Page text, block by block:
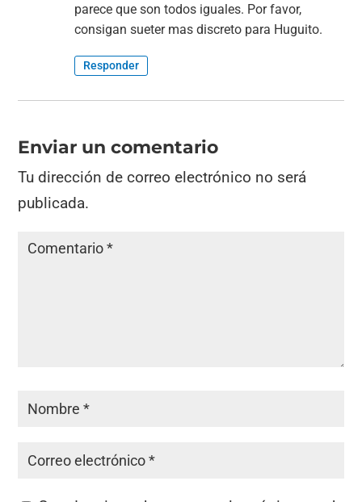
parece que son todos iguales. Por favor,
consigan sueter mas discreto para Huguito.
Responder
Enviar un comentario
Tu dirección de correo electrónico no será
publicada.